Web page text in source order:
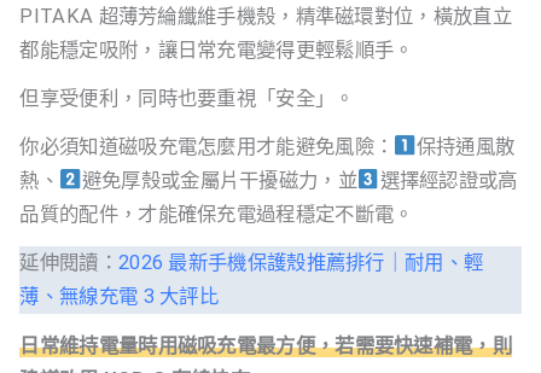
PITAKA 超薄芳綸纖維手機殼，精準磁環對位，橫放直立
都能穩定吸附，讓日常充電變得更輕鬆順手。
但享受便利，同時也要重視「安全」。
你必須知道磁吸充電怎麼用才能避免風險：
保持通風散
熱、
避免厚殼或金屬片干擾磁力，並
選擇經認證或高
品質的配件，才能確保充電過程穩定不斷電。
延伸閱讀： 2026 最新手機保護殼推薦排行｜耐用、輕
薄、無線充電 3 大評比
日常維持電量時用磁吸充電最方便，若需要快速補電，則